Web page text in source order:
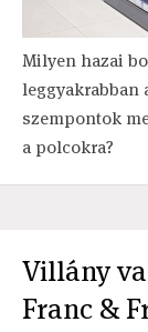
Milyen hazai
leggyakrabban
szempontok
a polcokra?
Villány
Franc &